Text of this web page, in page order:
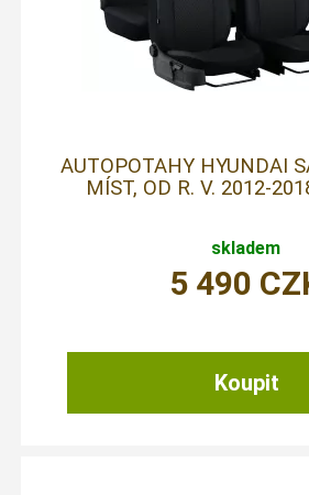
AUTOPOTAHY HYUNDAI
MÍST, OD R. V. 2012-
skladem
5 490